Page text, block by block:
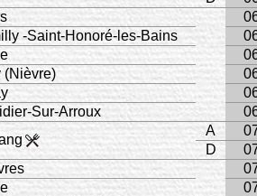
-Saint-Honoré-les-Bains
(Nièvre)
Sur-Arroux
A
D